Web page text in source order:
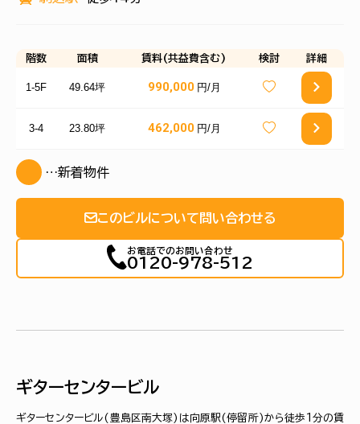
階数 面積 賃料(共益費含む) 検討 詳細
1-5F 49.64坪 990,000 円/月
3-4 23.80坪 462,000 円/月
…新着物件
このビルについて問い合わせる
お電話でのお問い合わせ
0120-978-512
ギターセンタービル
ギターセンタービル(豊島区南大塚)は向原駅(停留所)から徒歩1分の賃